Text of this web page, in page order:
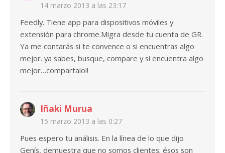
14 marzo 2013 a las 23:17
Feedly. Tiene app para dispositivos móviles y
extensión para chrome.Migra desde tu cuenta de GR.
Ya me contarás si te convence o si encuentras algo
mejor. ya sabes, busque, compare y si encuentra algo
mejor…compartalo!!
Iñaki Murua
15 marzo 2013 a las 0:27
Pues espero tu análisis. En la línea de lo que dijo
Genís, demuestra que no somos clientes; ésos son